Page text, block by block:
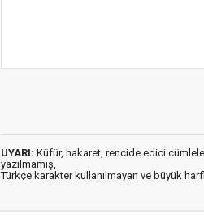
UYARI: Küfür, hakaret, rencide edici
yazılmamış,
Türkçe karakter kullanılmayan ve büyük